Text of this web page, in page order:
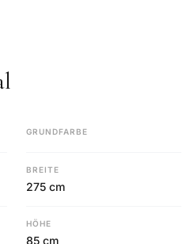
GRUNDFARBE
BREITE
275 cm
HÖHE
85 cm